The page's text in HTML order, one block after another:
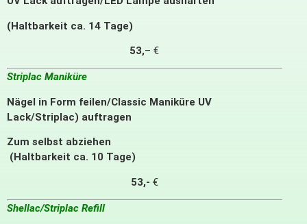
(Haltbarkeit ca. 14 Tage)
53,– €
Striplac Maniküre
Nägel in Form feilen/Classic Maniküre UV
Lack/Striplac) auftragen
Zum selbst abziehen
(Haltbarkeit ca. 10 Tage)
53,- €
Shellac/Striplac Refill